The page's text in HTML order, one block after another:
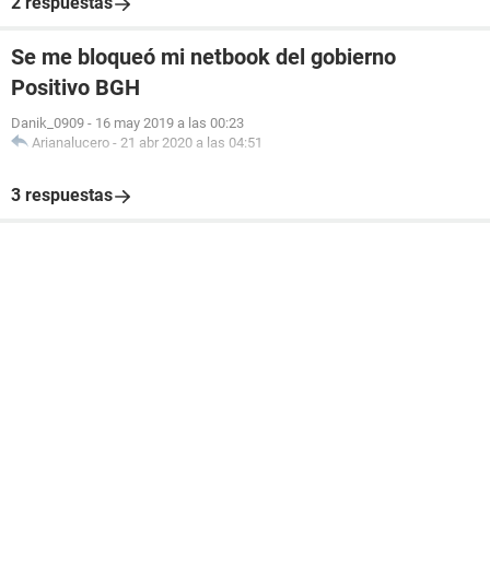
Se me bloqueó mi netbook del gobierno
Positivo BGH
Danik_0909 - 16 may 2019 a las 00:23
Arianalucero - 21 abr 2020 a las 04:51
3 respuestas